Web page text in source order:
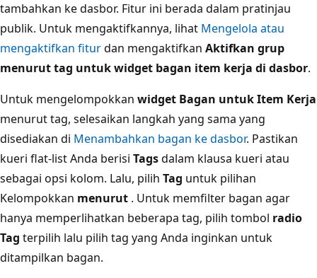
tambahkan ke dasbor. Fitur ini berada dalam pratinjau
publik. Untuk mengaktifkannya, lihat Mengelola atau
mengaktifkan fiturdan mengaktifkan Aktifkan grup
menurut tag untuk widget bagan item kerja di dasbor.
Untuk mengelompokkan widget Bagan untuk Item Kerja
menurut tag, selesaikan langkah yang sama yang
disediakan di Menambahkan bagan ke dasbor. Pastikan
kueri flat-list Anda berisi Tagsdalam klausa kueri atau
sebagai opsi kolom. Lalu, pilih Tag untuk pilihan
Kelompokkan menurut . Untuk memfilter bagan agar
hanya memperlihatkan beberapa tag, pilih tombol radio
Tag terpilih lalu pilih tag yang Anda inginkan untuk
ditampilkan bagan.